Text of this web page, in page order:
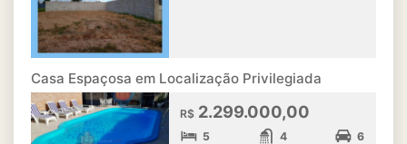
Casa Espaçosa em Localização Privilegiada
R$ 2.299.000,00
5 4 6